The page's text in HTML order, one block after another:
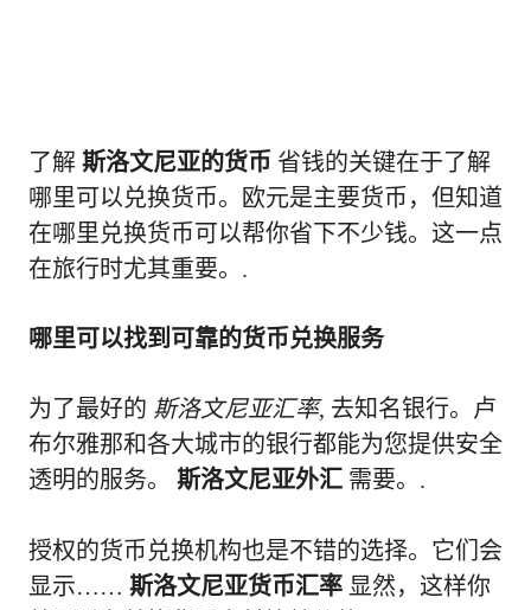
了解 斯洛文尼亚的货币 省钱的关键在于了解
哪里可以兑换货币。欧元是主要货币，但知道
在哪里兑换货币可以帮你省下不少钱。这一点
在旅行时尤其重要。.
哪里可以找到可靠的货币兑换服务
为了最好的 斯洛文尼亚汇率, 去知名银行。卢
布尔雅那和各大城市的银行都能为您提供安全
透明的服务。 斯洛文尼亚外汇 需要。.
授权的货币兑换机构也是不错的选择。它们会
显示…… 斯洛文尼亚货币汇率 显然，这样你